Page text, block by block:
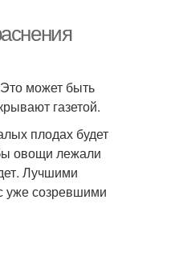
может быть
газетой.
плодах будет
овощи лежали
Лучшими
уже созревшими